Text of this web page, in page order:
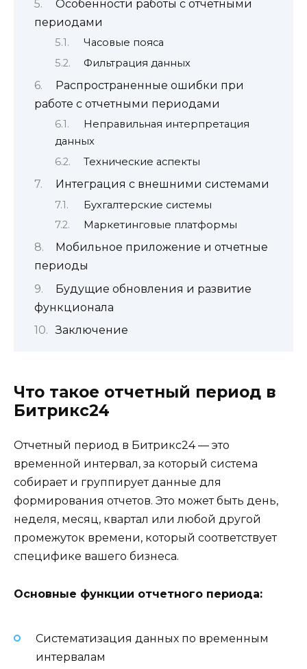
Особенности работы с отчетными
периодами
Часовые пояса
Фильтрация данных
Распространенные ошибки при
работе с отчетными периодами
Неправильная интерпретация
данных
Технические аспекты
Интеграция с внешними системами
Бухгалтерские системы
Маркетинговые платформы
Мобильное приложение и отчетные
периоды
Будущие обновления и развитие
функционала
Заключение
Что такое отчетный период в
Битрикс24
Отчетный период в Битрикс24 — это
временной интервал, за который система
собирает и группирует данные для
формирования отчетов. Это может быть день,
неделя, месяц, квартал или любой другой
промежуток времени, который соответствует
специфике вашего бизнеса.
Основные функции отчетного периода:
Систематизация данных по временным
интервалам